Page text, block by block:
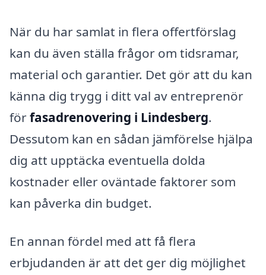
När du har samlat in flera offertförslag
kan du även ställa frågor om tidsramar,
material och garantier. Det gör att du kan
känna dig trygg i ditt val av entreprenör
förfasadrenovering i Lindesberg.
Dessutom kan en sådan jämförelse hjälpa
dig att upptäcka eventuella dolda
kostnader eller oväntade faktorer som
kan påverka din budget.
En annan fördel med att få flera
erbjudanden är att det ger dig möjlighet